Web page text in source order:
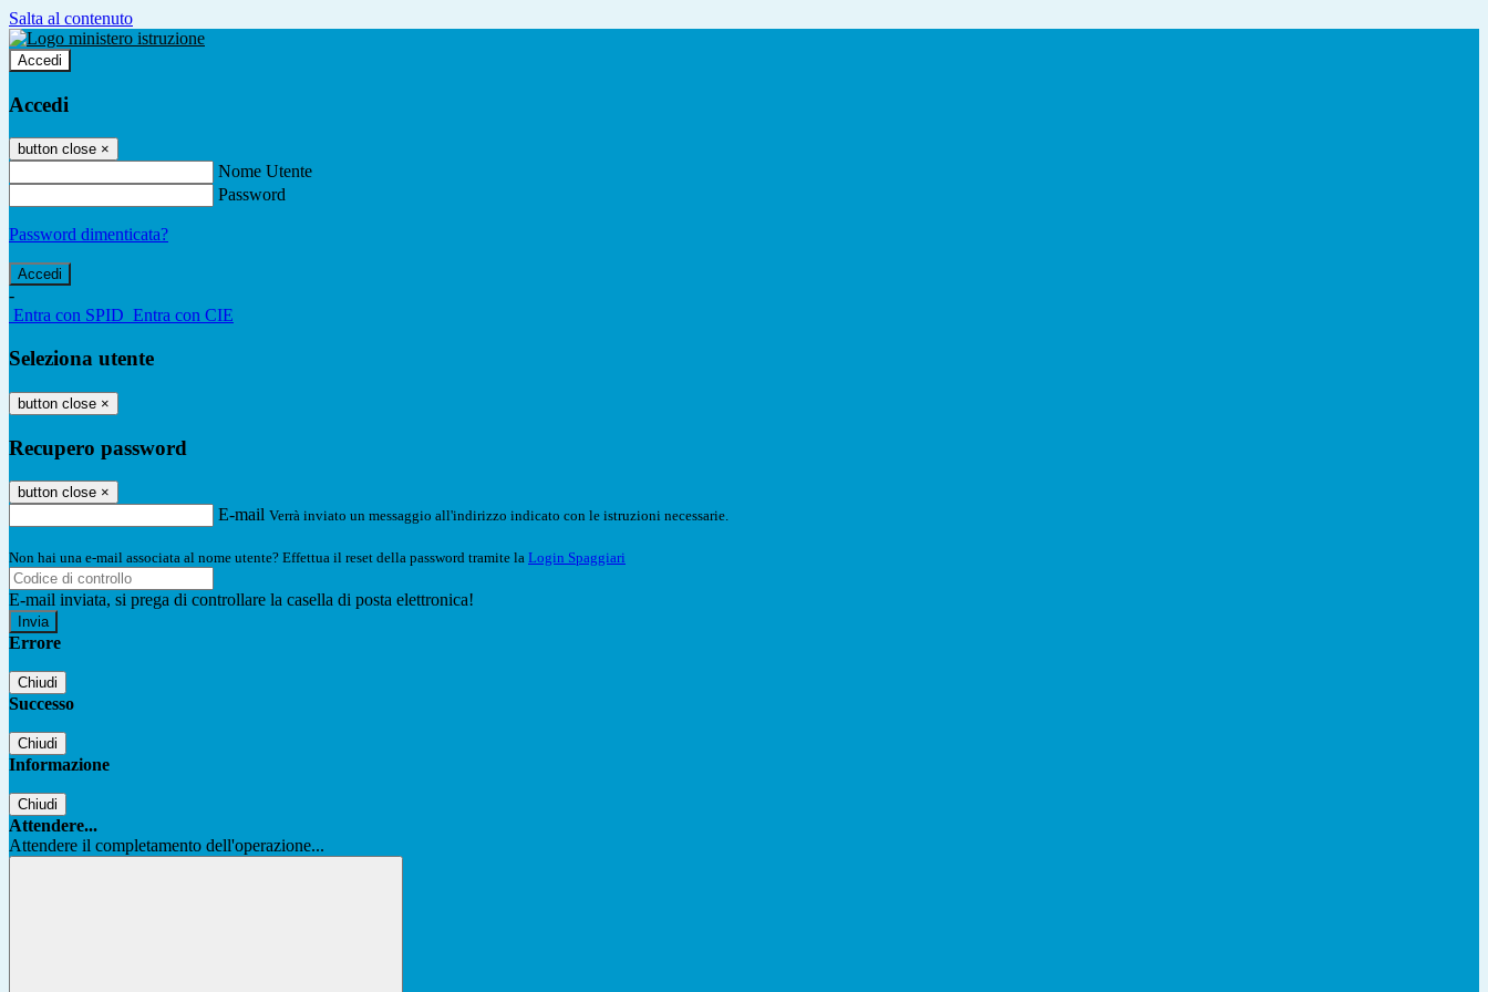
Salta al contenuto
Accedi
Accedi
button close ×
Nome Utente
Password
Password dimenticata?
-
Entra con SPID Entra con CIE
Seleziona utente
button close ×
Recupero password
button close ×
E-mail Verrà inviato un messaggio all'indirizzo indicato con le istruzioni necessarie.
Non hai una e-mail associata al nome utente? Effettua il reset della password tramite la Login Spaggiari
E-mail inviata, si prega di controllare la casella di posta elettronica!
Errore
Chiudi
Successo
Chiudi
Informazione
Chiudi
Attendere...
Attendere il completamento dell'operazione...